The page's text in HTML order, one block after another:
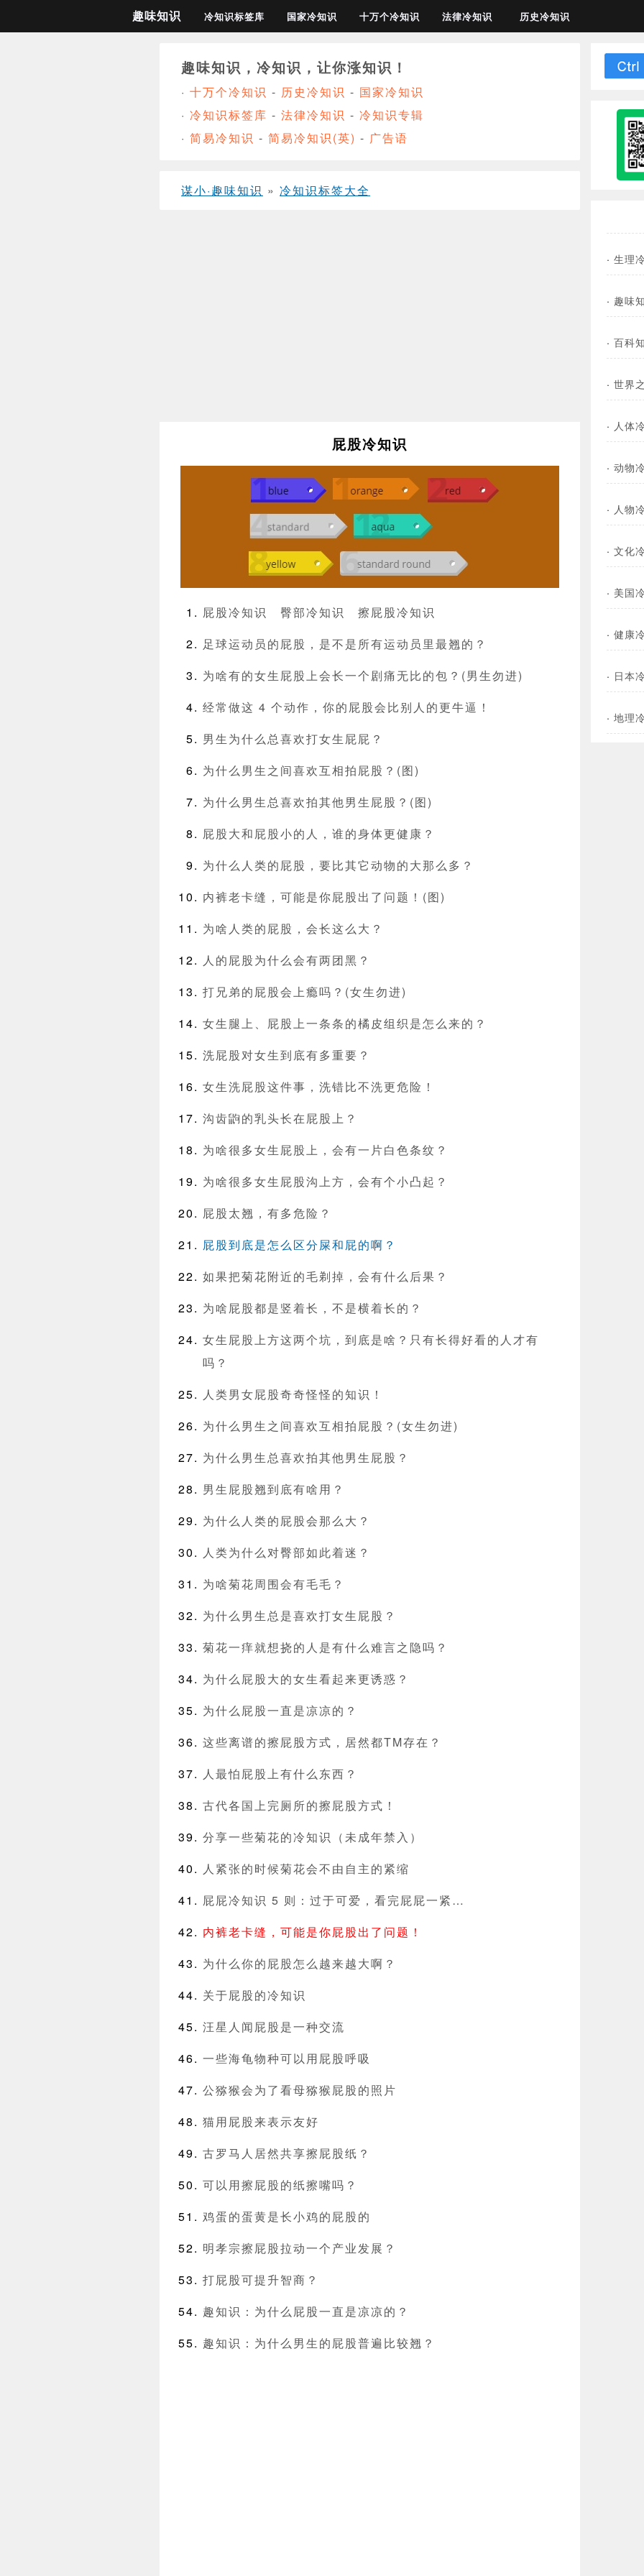
趣味知识 冷知识标签库 国家冷知识 十万个冷知识 法律冷知识 历史冷知识
趣味知识，冷知识，让你涨知识！
· 十万个冷知识 - 历史冷知识 - 国家冷知识
· 冷知识标签库 - 法律冷知识 - 冷知识专辑
· 简易冷知识 - 简易冷知识(英) - 广告语
谋小·趣味知识 » 冷知识标签大全
屁股冷知识
屁股冷知识 臀部冷知识
擦屁股冷知识
足球运动员的屁股，是不是所有运动员里最翘的？
为啥有的女生屁股上会长一个剧痛无比的包？(男生勿进)
经常做这 4 个动作，你的屁股会比别人的更牛逼！
男生为什么总喜欢打女生屁屁？
为什么男生之间喜欢互相拍屁股？(图)
为什么男生总喜欢拍其他男生屁股？(图)
屁股大和屁股小的人，谁的身体更健康？
为什么人类的屁股，要比其它动物的大那么多？
内裤老卡缝，可能是你屁股出了问题！(图)
为啥人类的屁股，会长这么大？
人的屁股为什么会有两团黑？
打兄弟的屁股会上瘾吗？(女生勿进)
女生腿上、屁股上一条条的橘皮组织是怎么来的？
洗屁股对女生到底有多重要？
女生洗屁股这件事，洗错比不洗更危险！
沟齿鼩的乳头长在屁股上？
为啥很多女生屁股上，会有一片白色条纹？
为啥很多女生屁股沟上方，会有个小凸起？
屁股太翘，有多危险？
屁股到底是怎么区分屎和屁的啊？
如果把菊花附近的毛剃掉，会有什么后果？
为啥屁股都是竖着长，不是横着长的？
女生屁股上方这两个坑，到底是啥？只有长得好看的人才有
吗？
人类男女屁股奇奇怪怪的知识！
为什么男生之间喜欢互相拍屁股？(女生勿进)
为什么男生总喜欢拍其他男生屁股？
男生屁股翘到底有啥用？
为什么人类的屁股会那么大？
人类为什么对臀部如此着迷？
为啥菊花周围会有毛毛？
为什么男生总是喜欢打女生屁股？
菊花一痒就想挠的人是有什么难言之隐吗？
为什么屁股大的女生看起来更诱惑？
为什么屁股一直是凉凉的？
这些离谱的擦屁股方式，居然都TM存在？
人最怕屁股上有什么东西？
古代各国上完厕所的擦屁股方式！
分享一些菊花的冷知识（未成年禁入）
人紧张的时候菊花会不由自主的紧缩
屁屁冷知识 5 则：过于可爱，看完屁屁一紧…
内裤老卡缝，可能是你屁股出了问题！
为什么你的屁股怎么越来越大啊？
关于屁股的冷知识
汪星人闻屁股是一种交流
一些海龟物种可以用屁股呼吸
公猕猴会为了看母猕猴屁股的照片
猫用屁股来表示友好
古罗马人居然共享擦屁股纸？
可以用擦屁股的纸擦嘴吗？
鸡蛋的蛋黄是长小鸡的屁股的
明孝宗擦屁股拉动一个产业发展？
打屁股可提升智商？
趣知识：为什么屁股一直是凉凉的？
趣知识：为什么男生的屁股普遍比较翘？
· 生理
· 趣味
· 百科
· 世界
· 人体
· 动物
· 人物
· 文化
· 美国
· 健康
· 日本
· 地理